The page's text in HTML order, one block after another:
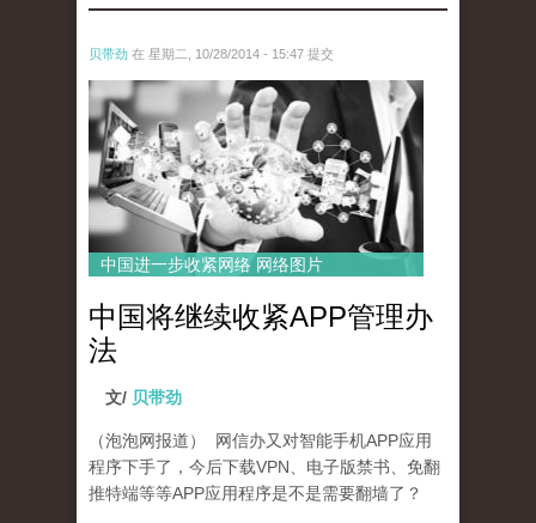
贝带劲 在 星期二, 10/28/2014 - 15:47 提交
wen_tou_tu_.jpg
中国进一步收紧网络 网络图片
中国将继续收紧APP管理办
法
文/ 贝带劲
（泡泡网报道） 网信办又对智能手机APP应用
程序下手了，今后下载VPN、电子版禁书、免翻
推特端等等APP应用程序是不是需要翻墙了？